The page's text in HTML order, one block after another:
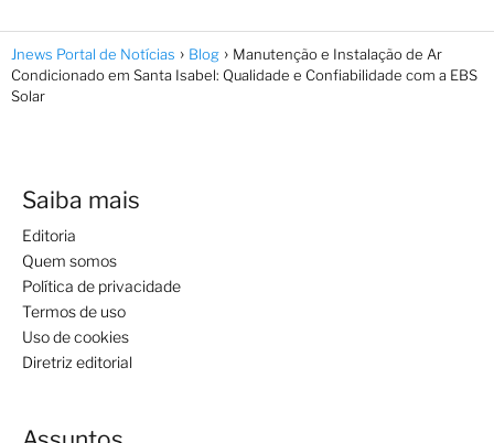
Jnews Portal de Notícias Blog
Manutenção e Instalação de Ar
Condicionado em Santa Isabel: Qualidade e Confiabilidade com a EBS
Solar
Saiba mais
Editoria
Quem somos
Política de privacidade
Termos de uso
Uso de cookies
Diretriz editorial